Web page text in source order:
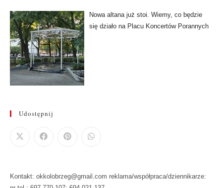
Nowa altana już stoi. Wiemy, co będzie
się działo na Placu Koncertów Porannych
Udostępnij
Kontakt: okkolobrzeg@gmail.com reklama/współpraca/dziennikarze: